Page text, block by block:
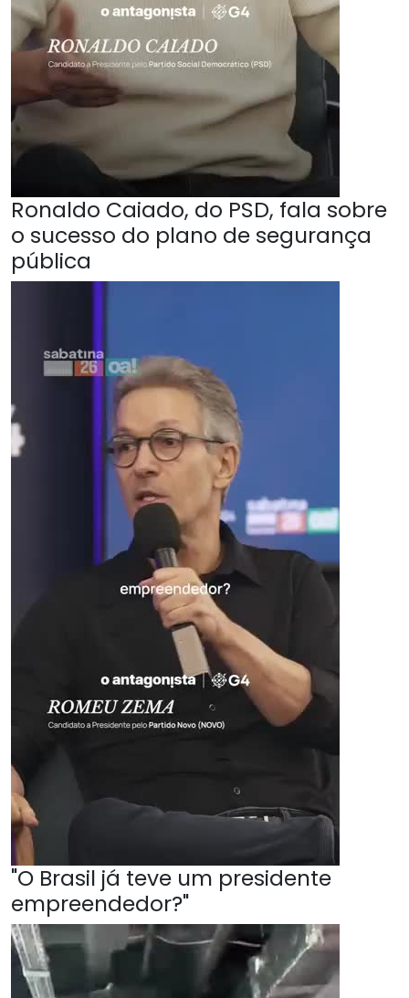
Ronaldo Caiado, do PSD, fala sobre
o sucesso do plano de segurança
pública
"O Brasil já teve um presidente
empreendedor?"